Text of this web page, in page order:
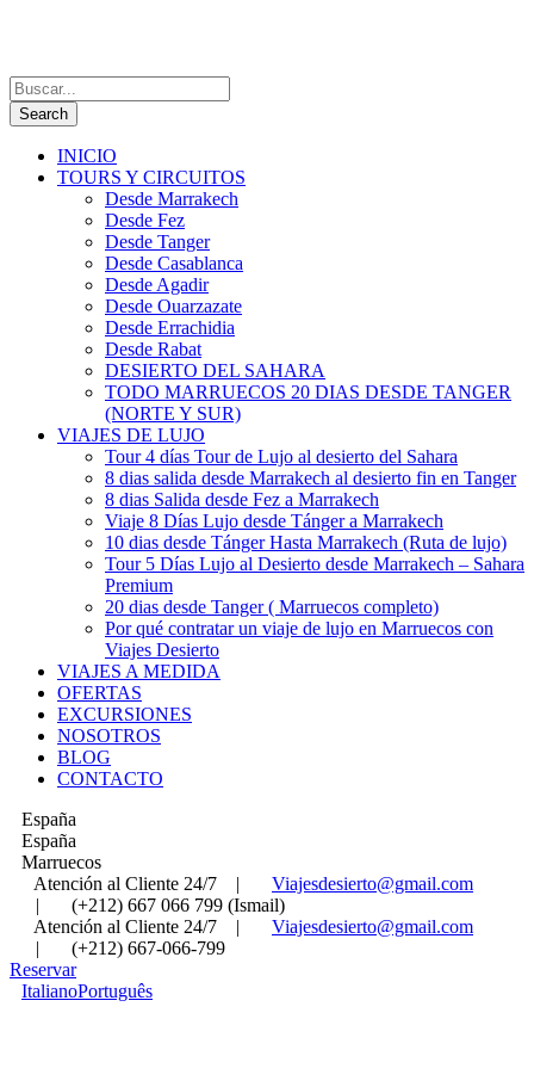
INICIO
TOURS Y CIRCUITOS
Desde Marrakech
Desde Fez
Desde Tanger
Desde Casablanca
Desde Agadir
Desde Ouarzazate
Desde Errachidia
Desde Rabat
DESIERTO DEL SAHARA
TODO MARRUECOS 20 DIAS DESDE TANGER
(NORTE Y SUR)
VIAJES DE LUJO
Tour 4 días Tour de Lujo al desierto del Sahara
8 dias salida desde Marrakech al desierto fin en Tanger
8 dias Salida desde Fez a Marrakech
Viaje 8 Días Lujo desde Tánger a Marrakech
10 dias desde Tánger Hasta Marrakech (Ruta de lujo)
Tour 5 Días Lujo al Desierto desde Marrakech – Sahara
Premium
20 dias desde Tanger ( Marruecos completo)
Por qué contratar un viaje de lujo en Marruecos con
Viajes Desierto
VIAJES A MEDIDA
OFERTAS
EXCURSIONES
NOSOTROS
BLOG
CONTACTO
España
España
Marruecos
Atención al Cliente 24/7
|
Viajesdesierto@gmail.com
|
(+212) 667 066 799 (Ismail)
Atención al Cliente 24/7
|
Viajesdesierto@gmail.com
|
(+212) 667-066-799
Reservar
ItalianoPortuguês